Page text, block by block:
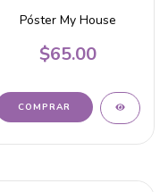
Póster My House
$65.00